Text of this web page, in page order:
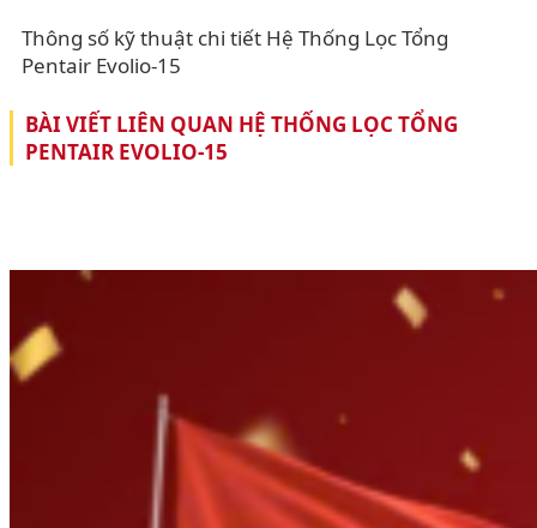
Thông số kỹ thuật chi tiết Hệ Thống Lọc Tổng
Pentair Evolio-15
BÀI VIẾT LIÊN QUAN HỆ THỐNG LỌC TỔNG
PENTAIR EVOLIO-15